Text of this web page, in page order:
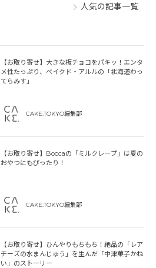
人気の記事一覧
【お取り寄せ】大きな板チョコをパキッ！エンタ
メ性たっぷり、ベイクド・アルルの「北海道わっ
てらみす」
CAKE.TOKYO編集部
【お取り寄せ】Boccaの「ミルクレープ」は夏の
おやつにもぴったり！
CAKE.TOKYO編集部
【お取り寄せ】ひんやりもちもち！絶品の「レア
チーズの水まんじゅう」を生んだ「中津菓子かね
い」のストーリー